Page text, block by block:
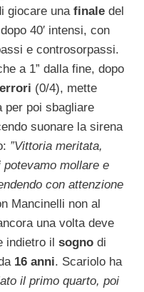
giocare una finale del
40′ intensi, con
e controsorpassi.
a 1” dalla fine, dopo
(0/4), mette
per poi sbagliare
suonare la sirena
”Vittoria meritata,
potevamo mollare e
con attenzione
Mancinelli non al
una volta deve
indietro il sogno di
16 anni. Scariolo ha
il primo quarto, poi